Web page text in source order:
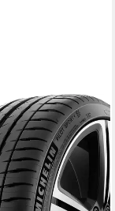
in verschiedenen
erhältlich